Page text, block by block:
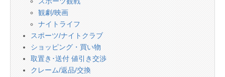
観劇/映画
ナイトライフ
スポーツ/ナイトクラブ
ショッピング・買い物
取置き･送付 値引き交渉
クレーム/返品/交換